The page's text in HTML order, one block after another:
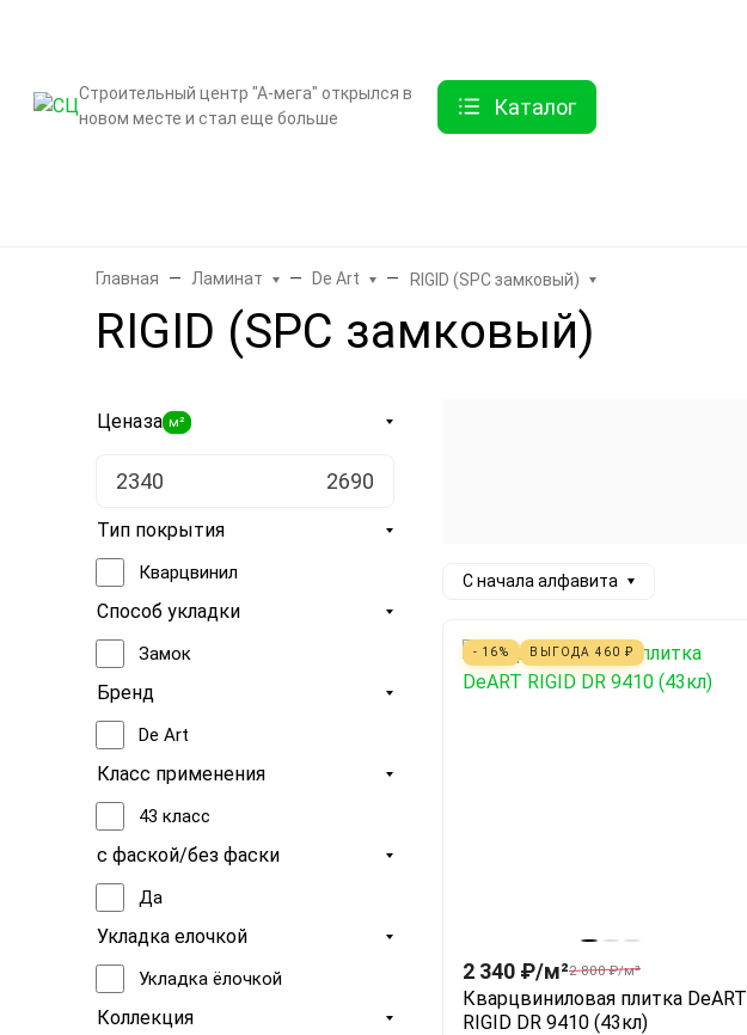
Строительный центр "А-мега" открылся в
новом месте и стал еще больше
Каталог
Главная Ламинат De Art RIGID (SPC замковый)
RIGID (SPC замковый)
Ценаза м²
Тип покрытия
Кварцвинил
Способ укладки
Замок
Бренд
De Art
Класс применения
43 класс
с фаской/без фаски
Да
Укладка елочкой
Укладка ёлочкой
Коллекция
С начала алфавита
- 16% ВЫГОДА 460 ₽
2 340 ₽/м²2 800 ₽/м²
Кварцвиниловая плитка DeART
RIGID DR 9410 (43кл)